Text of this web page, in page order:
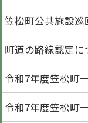
笠松町公共施設
町道の路線認定に
令和7年度笠松町
令和7年度笠松町